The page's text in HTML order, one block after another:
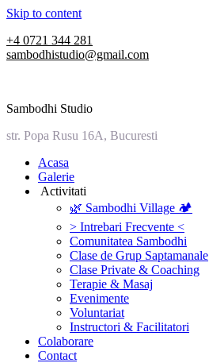
Skip to content
+4 0721 344 281
sambodhistudio@gmail.com
Sambodhi Studio
str. Popa Rusu 16A, Bucuresti
‎Acasa
Galerie
‎ ‎Activitati‎
🌿 Sambodhi Village 🏕️
> Intrebari Frecvente <
Comunitatea Sambodhi
Clase de Grup Saptamanale
Clase Private & Coaching
Terapie & Masaj
‎Evenimente
Voluntariat
‏‏‎Instructori & Facilitatori
Colaborare
Contact